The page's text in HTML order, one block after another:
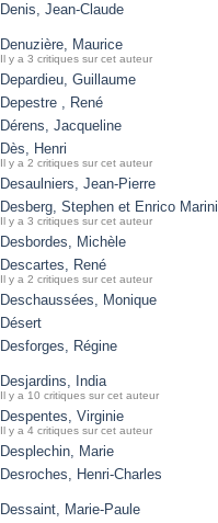
Denis, Jean-Claude
Denuzière, Maurice
Il y a 3 critiques sur cet auteur
Depardieu, Guillaume
Depestre , René
Dérens, Jacqueline
Dès, Henri
Il y a 2 critiques sur cet auteur
Desaulniers, Jean-Pierre
Desberg, Stephen et Enrico Marini
Il y a 3 critiques sur cet auteur
Desbordes, Michèle
Descartes, René
Il y a 2 critiques sur cet auteur
Deschaussées, Monique
Désert
Desforges, Régine
Desjardins, India
Il y a 10 critiques sur cet auteur
Despentes, Virginie
Il y a 4 critiques sur cet auteur
Desplechin, Marie
Desroches, Henri-Charles
Dessaint, Marie-Paule